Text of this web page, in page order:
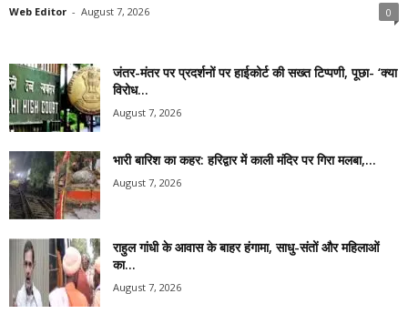
Web Editor - August 7, 2026 0
जंतर-मंतर पर प्रदर्शनों पर हाईकोर्ट की सख्त टिप्पणी, पूछा- ‘क्या
विरोध...
August 7, 2026
भारी बारिश का कहर: हरिद्वार में काली मंदिर पर गिरा मलबा,...
August 7, 2026
राहुल गांधी के आवास के बाहर हंगामा, साधु-संतों और महिलाओं
का...
August 7, 2026